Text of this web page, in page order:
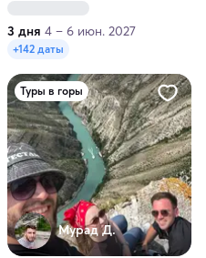
3 дня 4 – 6 июн. 2027
+142 даты
Туры в горы
Мурад Д.